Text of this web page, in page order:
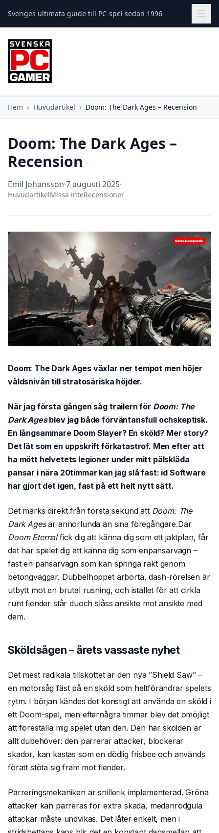
Sveriges ultimata guide till PC-spel sedan 1996
Hem › Huvudartikel › Doom: The Dark Ages – Recension
Doom: The Dark Ages –
Recension
Emil Johansson·7 augusti 2025·
HuvudartikelMissa inteRecensioner
Doom: The Dark Ages växlar ner tempot men höjer
våldsnivån till stratosäriska höjder.
När jag första gången såg trailern för Doom: The
Dark Agesblev jag både förväntansfull ochskeptisk.
En långsammare Doom Slayer? En sköld? Mer story?
Det lät som en uppskrift förkatastrof. Men efter att
ha mött helvetets legioner under mitt pälskläda
pansar i nära 20timmar kan jag slå fast: id Software
har gjort det igen, fast på ett helt nytt sätt.
Det märks direkt från första sekund att Doom: The
Dark Agesär annorlunda än sina föregångare.Där
Doom Eternalfick dig att känna dig som ett jaktplan, får
det här spelet dig att känna dig som enpansarvagn –
fast en pansarvagn som kan springa rakt genom
betongväggar. Dubbelhoppet ärborta, dash-rörelsen är
utbytt mot en brutal rusning, och istället för att cirkla
runt fiender står duoch slåss ansikte mot ansikte med
dem.
Sköldsågen – årets vassaste nyhet
Det mest radikala tillskottet är den nya ”Shield Saw” –
en motorsåg fäst på en sköld som heltförändrar spelets
rytm. I början kändes det konstigt att använda en sköld i
ett Doom-spel, men efternågra timmar blev det omöjligt
att föreställa mig spelet utan den. Den här skölden är
allt dubehöver: den parrerar attacker, blockerar
skador, kan kastas som en dödlig frisbee och används
föratt stöta sig fram mot fiender.
Parreringsmekaniken är snillerik implementerad. Gröna
attacker kan parreras för extra skada, medanrödgula
attackar måste undvikas. Det låter enkelt, men i